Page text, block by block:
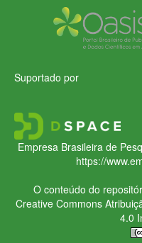
Suportado por
Empresa Brasileira de
https://
O conteúdo do
Creative Commons
4.0